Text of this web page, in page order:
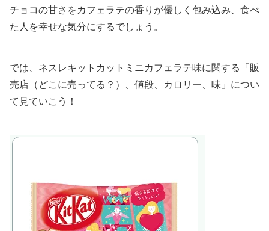
チョコの甘さをカフェラテの香りが優しく包み込み、食べ
た人を幸せな気分にするでしょう。
では、ネスレキットカットミニカフェラテ味に関する「販
売店（どこに売ってる？）、値段、カロリー、味」につい
て見ていこう！